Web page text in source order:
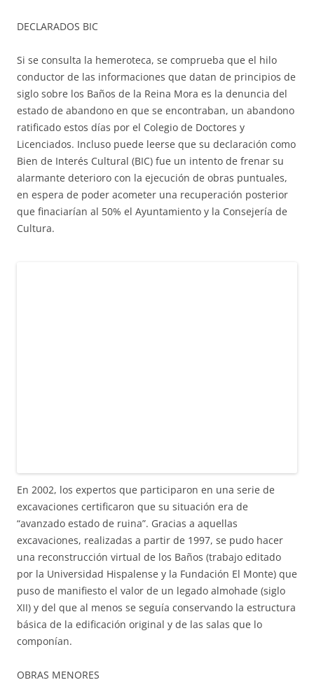
DECLARADOS BIC
Si se consulta la hemeroteca, se comprueba que el hilo
conductor de las informaciones que datan de principios de
siglo sobre los Baños de la Reina Mora es la denuncia del
estado de abandono en que se encontraban, un abandono
ratificado estos días por el Colegio de Doctores y
Licenciados. Incluso puede leerse que su declaración como
Bien de Interés Cultural (BIC) fue un intento de frenar su
alarmante deterioro con la ejecución de obras puntuales,
en espera de poder acometer una recuperación posterior
que finaciarían al 50% el Ayuntamiento y la Consejería de
Cultura.
En 2002, los expertos que participaron en una serie de
excavaciones certificaron que su situación era de
“avanzado estado de ruina”. Gracias a aquellas
excavaciones, realizadas a partir de 1997, se pudo hacer
una reconstrucción virtual de los Baños (trabajo editado
por la Universidad Hispalense y la Fundación El Monte) que
puso de manifiesto el valor de un legado almohade (siglo
XII) y del que al menos se seguía conservando la estructura
básica de la edificación original y de las salas que lo
componían.
OBRAS MENORES